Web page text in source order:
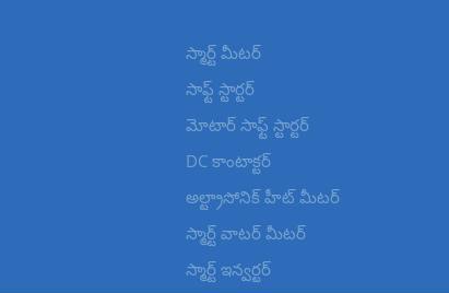
స్మార్ట్ మీటర్
సాఫ్ట్ స్టార్టర్
మోటార్ సాఫ్ట్ స్టార్టర్
DC కాంటాక్టర్
అల్ట్రాసోనిక్ హీట్ మీటర్
స్మార్ట్ వాటర్ మీటర్
స్మార్ట్ ఇన్వర్టర్